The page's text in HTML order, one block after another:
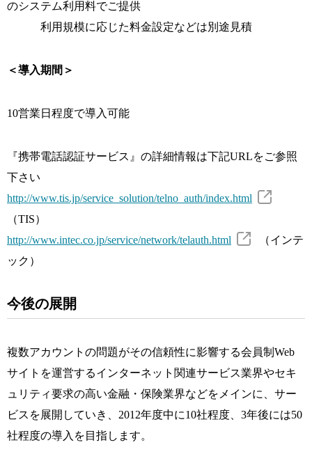
のシステム利用料でご提供
利用規模に応じた料金設定などは別途見積
＜導入期間＞
10営業日程度で導入可能
『携帯電話認証サービス』の詳細情報は下記URLをご参照
下さい
http://www.tis.jp/service_solution/telno_auth/index.html
（TIS）
http://www.intec.co.jp/service/network/telauth.html
（インテ
ック）
今後の展開
複数アカウントの問題がその信頼性に影響する会員制Web
サイトを運営するインターネット関連サービス業界やセキ
ュリティ要求の高い金融・保険業界などをメインに、サー
ビスを展開していき、2012年度中に10社程度、3年後には50
社程度の導入を目指します。